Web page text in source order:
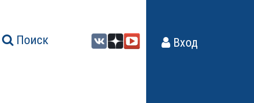
Поиск Вход